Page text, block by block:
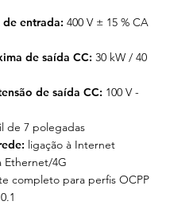
de entrada: 400 V ± 15 % CA
de saída CC: 30 kW / 40
de saída CC: 100 V -
de 7 polegadas
ligação à Internet
Ethernet/4G
completo para perfis OCPP